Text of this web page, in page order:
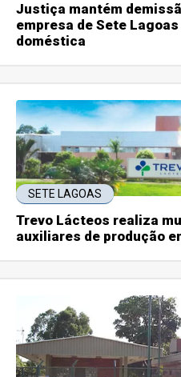
Justiça mantém
empresa de Sete
doméstica
SETE LAGOAS
Trevo Lácteos realiza
auxiliares de produção